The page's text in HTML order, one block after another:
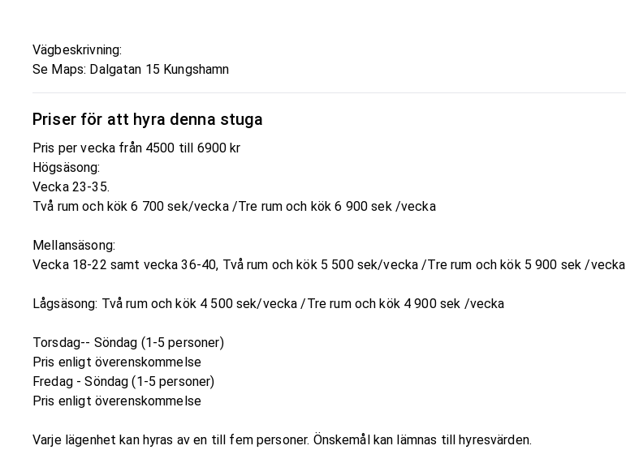
Vägbeskrivning:
Se Maps: Dalgatan 15 Kungshamn
Priser för att hyra denna stuga
Pris per vecka från 4500 till 6900 kr
Högsäsong:
Vecka 23-35.
Två rum och kök 6 700 sek/vecka /Tre rum och kök 6 900 sek /vecka
Mellansäsong:
Vecka 18-22 samt vecka 36-40, Två rum och kök 5 500 sek/vecka /Tre rum och kök 5 900 sek /vecka
Lågsäsong: Två rum och kök 4 500 sek/vecka /Tre rum och kök 4 900 sek /vecka
Torsdag-- Söndag (1-5 personer)
Pris enligt överenskommelse
Fredag - Söndag (1-5 personer)
Pris enligt överenskommelse
Varje lägenhet kan hyras av en till fem personer. Önskemål kan lämnas till hyresvärden.